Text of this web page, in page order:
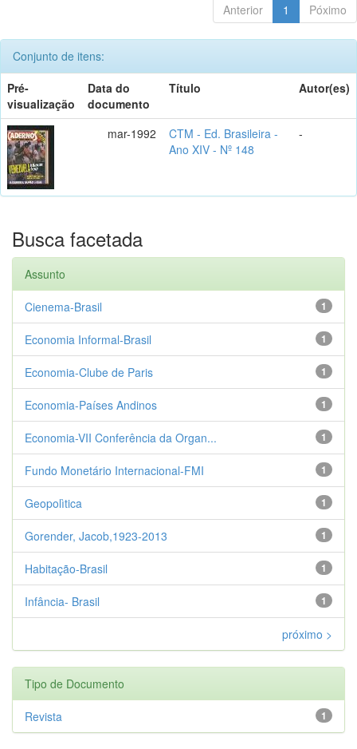
Anterior 1 Póximo
Conjunto de itens:
Pré-
visualização
Data do
documento
Título Autor(es)
mar-1992
CTM - Ed. Brasileira -
Ano XIV - Nº 148
-
Busca facetada
Assunto
1
Cienema-Brasil
1
Economia Informal-Brasil
1
Economia-Clube de Paris
1
Economia-Países Andinos
1
Economia-VII Conferência da Organ...
1
Fundo Monetário Internacional-FMI
1
Geopolìtica
1
Gorender, Jacob,1923-2013
1
Habitação-Brasil
1
Infância- Brasil
próximo >
Tipo de Documento
1
Revista